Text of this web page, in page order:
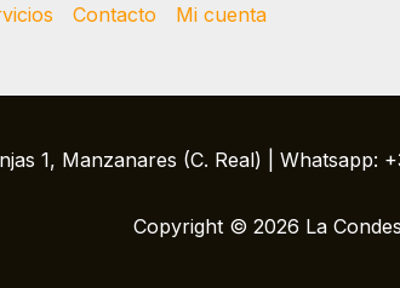
Contacto Mi cuenta
1, Manzanares (C. Real) | Whatsapp:
Copyright © 2026 La